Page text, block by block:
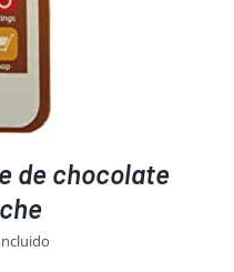
de chocolate